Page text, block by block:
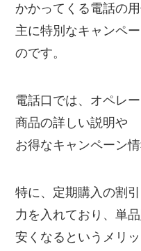
かかってくる電話の用
主に特別なキャンペ
のです。
電話口では、オペレ
商品の詳しい説明や
お得なキャンペーン
特に、定期購入の割
力を入れており、単
安くなるというメリ